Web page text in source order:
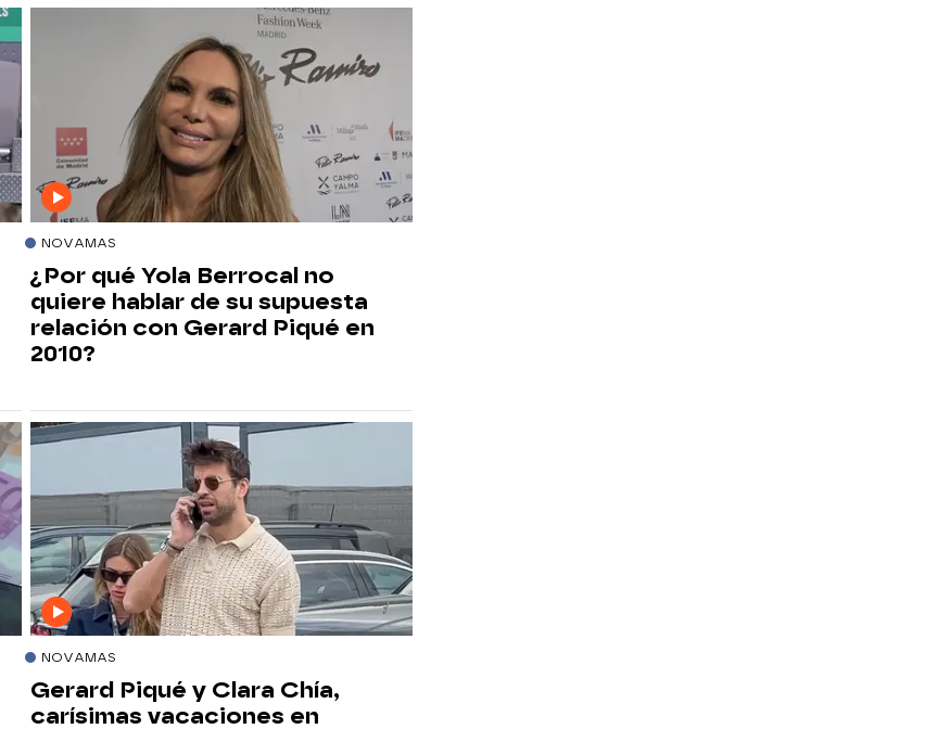
NOVAMAS
¿Por qué Yola Berrocal no
quiere hablar de su supuesta
relación con Gerard Piqué en
2010?
NOVAMAS
Gerard Piqué y Clara Chía,
carísimas vacaciones en